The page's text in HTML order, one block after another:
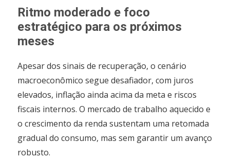
Ritmo moderado e foco
estratégico para os próximos
meses
Apesar dos sinais de recuperação, o cenário
macroeconômico segue desafiador, com juros
elevados, inflação ainda acima da meta e riscos
fiscais internos. O mercado de trabalho aquecido e
o crescimento da renda sustentam uma retomada
gradual do consumo, mas sem garantir um avanço
robusto.